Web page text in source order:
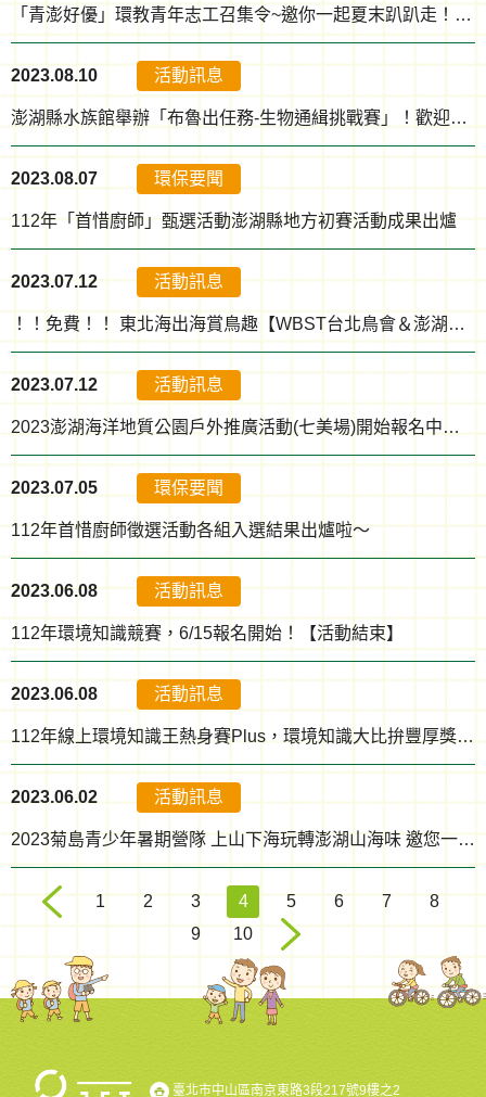
「青澎好優」環教青年志工召集令~邀你一起夏末趴趴走！【活動結束】
2023.08.10 活動訊息
澎湖縣水族館舉辦「布魯出任務-生物通緝挑戰賽」！歡迎大朋友小朋友踴躍參與~【活動結束】
2023.08.07 環保要聞
112年「首惜廚師」甄選活動澎湖縣地方初賽活動成果出爐
2023.07.12 活動訊息
！！免費！！ 東北海出海賞鳥趣【WBST台北鳥會＆澎湖鳥會】歡迎報名！【活動結束】
2023.07.12 活動訊息
2023澎湖海洋地質公園戶外推廣活動(七美場)開始報名中！歡迎有興趣的民眾參加~【活動結束】
2023.07.05 環保要聞
112年首惜廚師徵選活動各組入選結果出爐啦～
2023.06.08 活動訊息
112年環境知識競賽，6/15報名開始！【活動結束】
2023.06.08 活動訊息
112年線上環境知識王熱身賽Plus，環境知識大比拚豐厚獎勵等你領！【活動結束】
2023.06.02 活動訊息
2023菊島青少年暑期營隊 上山下海玩轉澎湖山海味 邀您一起體驗！【報名結束】
1 2 3 4 5 6 7
8
9
10
臺北市中山區南京東路3段217號9樓之2